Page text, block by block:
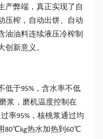
产弊端，真正实现了自
压榨，自动出饼、自动
油油料连续液压冷榨制
创新意义。
低于95%，含水率不低
浆，磨机温度控制在
率95%，核桃浆通过均
80℃kg热水加热到60℃